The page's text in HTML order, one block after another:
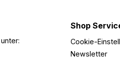
Shop
Cookie-
Newsletter